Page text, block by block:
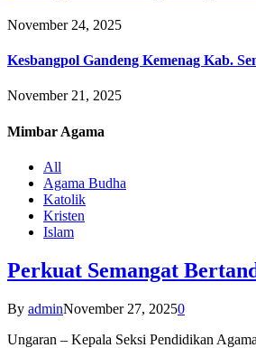
November 24, 2025
Kesbangpol Gandeng Kemenag Kab.
November 21, 2025
Mimbar Agama
All
Agama Budha
Katolik
Kristen
Islam
Perkuat Semangat
By adminNovember 27, 20250
Ungaran – Kepala Seksi Pendidikan